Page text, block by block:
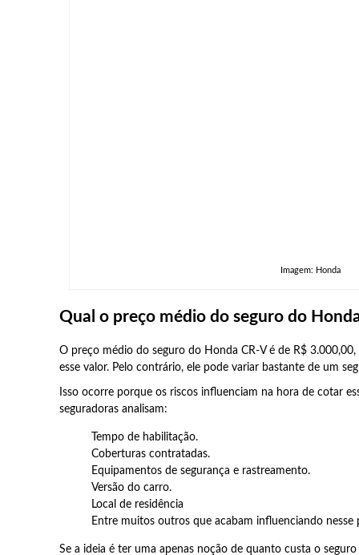
Imagem: Honda
Qual o preço médio do seguro do
O preço médio do seguro do Honda CR-V é de R$
esse valor. Pelo contrário, ele pode variar bastante de um
Isso ocorre porque os riscos influenciam na hora de cotar
seguradoras analisam:
Tempo de habilitação.
Coberturas contratadas.
Equipamentos de segurança e rastreamento.
Versão do carro.
Local de residência
Entre muitos outros que acabam influenciando nesse
Se a ideia é ter uma apenas noção de quanto custa o